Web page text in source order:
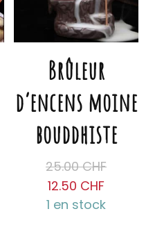
Brûleur
d’encens moine
bouddhiste
25.00CHF
12.50 CHF
1 en stock